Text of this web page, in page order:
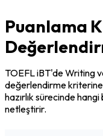
Puanlama
TOEFL iBT'de Writing
değerlendirme kriterine
hazırlık sürecinde
netleştirir.